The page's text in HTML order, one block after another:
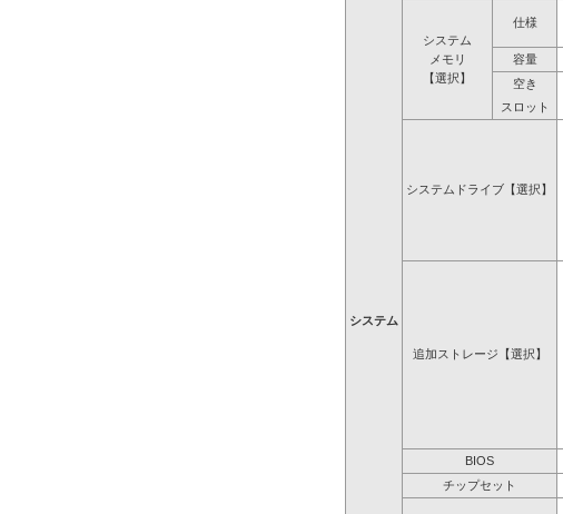
システム
システム
メモリ
【選択】
仕様
容量
空き
スロット
システムドライブ【選択】
追加ストレージ【選択】
BIOS
チップセット